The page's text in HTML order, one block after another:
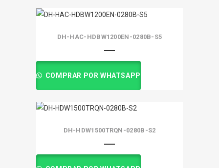
DH-HAC-HDBW1200EN-0280B-S5
COMPRAR POR WHATSAPP
DH-HDW1500TRQN-0280B-S2